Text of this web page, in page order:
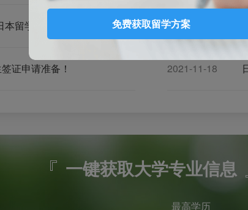
留学攻略） 2022-08-22
证申请准备！ 2021-11-18
一键获取大学专业信息
免费获取留学方案